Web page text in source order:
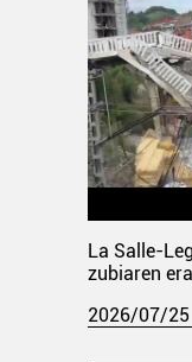
La Salle-
zubiaren
2026/07/25